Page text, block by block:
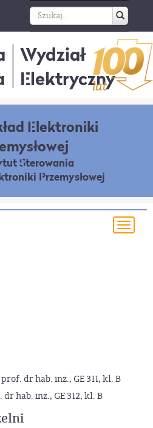
Wydział
Elektryczny
Elektroniki
Sterowania
Przemysłowej
prof. dr hab. inż., GE 311, kl. B
dr hab. inż., GE 312, kl. B